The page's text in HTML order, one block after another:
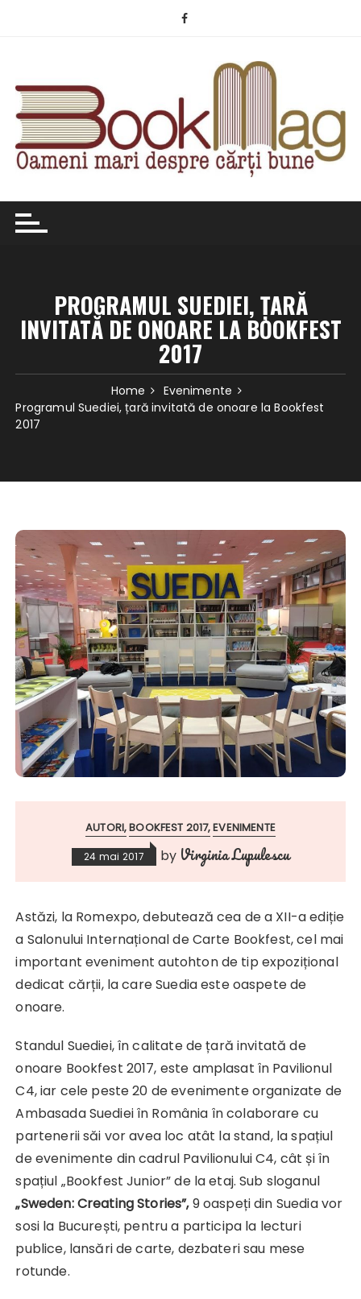
PROGRAMUL SUEDIEI, ȚARĂ
INVITATĂ DE ONOARE LA BOOKFEST
2017
Home
Evenimente
Programul Suediei, țară invitată de onoare la Bookfest
2017
AUTORI BOOKFEST 2017 EVENIMENTE
24 mai 2017 by Virginia Lupulescu
Astăzi, la Romexpo, debutează cea de a XII-a ediție
a Salonului Internațional de Carte Bookfest, cel mai
important eveniment autohton de tip expozițional
dedicat cărții, la care Suedia este oaspete de
onoare.
Standul Suediei, în calitate de țară invitată de
onoare Bookfest 2017, este amplasat în Pavilionul
C4, iar cele peste 20 de evenimente organizate de
Ambasada Suediei în România în colaborare cu
partenerii săi vor avea loc atât la stand, la spațiul
de evenimente din cadrul Pavilionului C4, cât și în
spațiul „Bookfest Junior” de la etaj. Sub sloganul
„Sweden: Creating Stories”,9 oaspeți din Suedia vor
sosi la București, pentru a participa la lecturi
publice, lansări de carte, dezbateri sau mese
rotunde.